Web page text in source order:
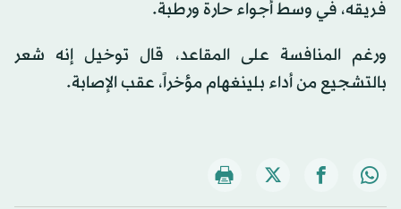
فريقه، في وسط أجواء حارة ورطبة.
ورغم المنافسة على المقاعد، قال توخيل إنه شعر
بالتشجيع من أداء بلينغهام مؤخراً، عقب الإصابة.